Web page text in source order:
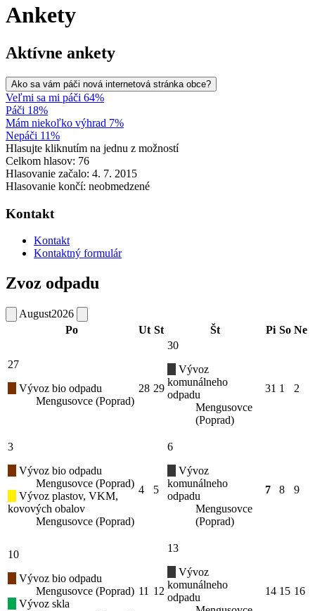
Ankety
Aktívne ankety
Ako sa vám páči nová internetová stránka obce?
Veľmi sa mi páči 64%
Páči 18%
Mám niekoľko výhrad 7%
Nepáči 11%
Hlasujte kliknutím na jednu z možností
Celkom hlasov: 76
Hlasovanie začalo: 4. 7. 2015
Hlasovanie končí: neobmedzené
Kontakt
Kontakt
Kontaktný formulár
Zvoz odpadu
August2026
Po
Ut St Št Pi So Ne
27
Vývoz bio odpadu
Mengusovce (Poprad)
28 29
30
Vývoz
komunálneho
odpadu
Mengusovce
(Poprad)
31 1 2
3
Vývoz bio odpadu
Mengusovce (Poprad)
Vývoz plastov, VKM,
kovových obalov
Mengusovce (Poprad)
4 5
6
Vývoz
komunálneho
odpadu
Mengusovce
(Poprad)
7 8 9
10
Vývoz bio odpadu
Mengusovce (Poprad)
Vývoz skla
11 12
13
Vývoz
komunálneho
odpadu
14 15 16